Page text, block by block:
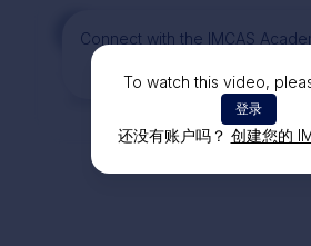
To watch this video,
登录
还没有账户吗？ 创建您的
Connect with the IMCAS